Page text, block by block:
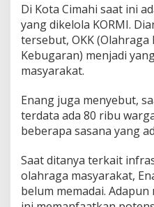
Di Kota Cimahi saat ini
yang dikelola KORMI.
tersebut, OKK (Olahraga
Kebugaran) menjadi
masyarakat.
Enang juga menyebut,
terdata ada 80 ribu
beberapa sasana yang
Saat ditanya terkait
olahraga masyarakat,
belum memadai.